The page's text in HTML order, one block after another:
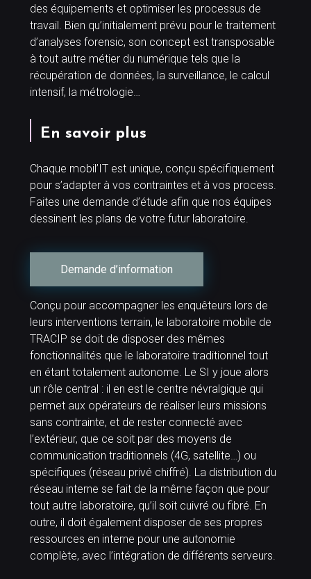
des équipements et optimiser les processus de
travail. Bien qu’initialement prévu pour le traitement
d’analyses forensic, son concept est transposable
à tout autre métier du numérique tels que la
récupération de données, la surveillance, le calcul
intensif, la métrologie…
En savoir plus
Chaque mobil’IT est unique, conçu spécifiquement
pour s’adapter à vos contraintes et à vos process.
Faites une demande d’étude afin que nos équipes
dessinent les plans de votre futur laboratoire.
Demande d’information
Conçu pour accompagner les enquêteurs lors de
leurs interventions terrain, le laboratoire mobile de
TRACIP se doit de disposer des mêmes
fonctionnalités que le laboratoire traditionnel tout
en étant totalement autonome. Le SI y joue alors
un rôle central : il en est le centre névralgique qui
permet aux opérateurs de réaliser leurs missions
sans contrainte, et de rester connecté avec
l’extérieur, que ce soit par des moyens de
communication traditionnels (4G, satellite…) ou
spécifiques (réseau privé chiffré). La distribution du
réseau interne se fait de la même façon que pour
tout autre laboratoire, qu’il soit cuivré ou fibré. En
outre, il doit également disposer de ses propres
ressources en interne pour une autonomie
complète, avec l’intégration de différents serveurs.